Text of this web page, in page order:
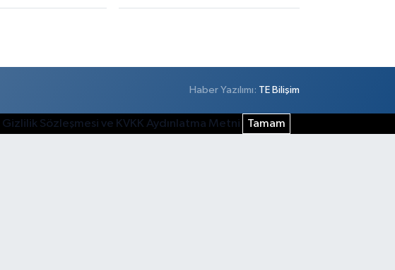
Haber Yazılımı: TE Bilişim
Gizlilik Sözleşmesi ve KVKK Aydınlatma Metni Tamam